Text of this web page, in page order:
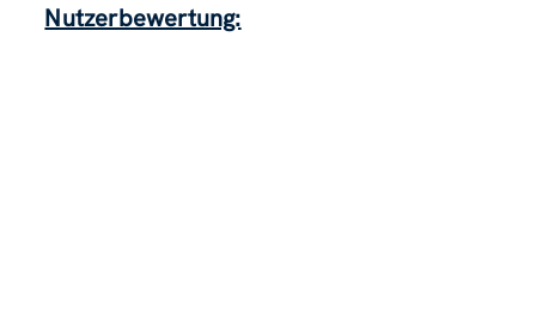
Nutzerbewertung: